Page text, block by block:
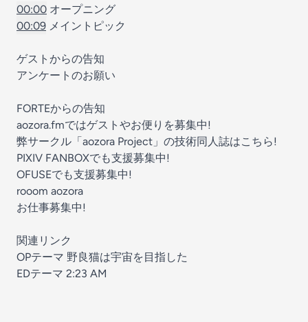
00:00 オープニング
00:09 メイントピック
ゲストからの告知
アンケートのお願い
FORTEからの告知
aozora.fmではゲストやお便りを募集中!
弊サークル「aozora Project」の技術同人誌はこちら!
PIXIV FANBOXでも支援募集中!
OFUSEでも支援募集中!
rooom aozora
お仕事募集中!
関連リンク
OPテーマ 野良猫は宇宙を目指した
EDテーマ 2:23 AM